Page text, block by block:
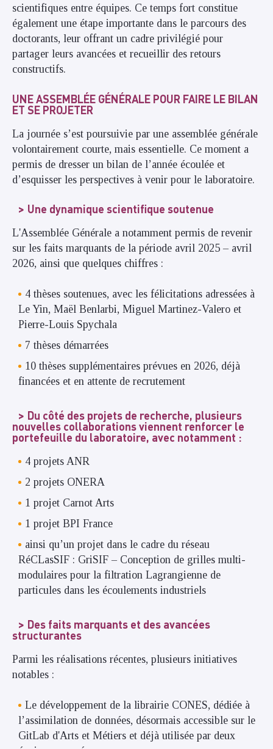
scientifiques entre équipes. Ce temps fort constitue
également une étape importante dans le parcours des
doctorants, leur offrant un cadre privilégié pour
partager leurs avancées et recueillir des retours
constructifs.
UNE ASSEMBLÉE GÉNÉRALE POUR FAIRE LE BILAN
ET SE PROJETER
La journée s’est poursuivie par une assemblée générale
volontairement courte, mais essentielle. Ce moment a
permis de dresser un bilan de l’année écoulée et
d’esquisser les perspectives à venir pour le laboratoire.
Une dynamique scientifique soutenue
L'Assemblée Générale a notamment permis de revenir
sur les faits marquants de la période avril 2025 – avril
2026, ainsi que quelques chiffres :
4 thèses soutenues, avec les félicitations adressées à
Le Yin, Maël Benlarbi, Miguel Martinez-Valero et
Pierre-Louis Spychala
7 thèses démarrées
10 thèses supplémentaires prévues en 2026, déjà
financées et en attente de recrutement
Du côté des projets de recherche, plusieurs
nouvelles collaborations viennent renforcer le
portefeuille du laboratoire, avec notamment :
4 projets ANR
2 projets ONERA
1 projet Carnot Arts
1 projet BPI France
ainsi qu’un projet dans le cadre du réseau
RéCLasSIF : GriSIF – Conception de grilles multi-
modulaires pour la filtration Lagrangienne de
particules dans les écoulements industriels
Des faits marquants et des avancées
structurantes
Parmi les réalisations récentes, plusieurs initiatives
notables :
Le développement de la librairie CONES, dédiée à
l’assimilation de données, désormais accessible sur le
GitLab d'Arts et Métiers et déjà utilisée par deux